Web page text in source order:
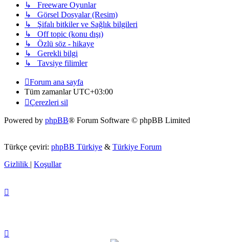
↳ Freeware Oyunlar
↳ Görsel Dosyalar (Resim)
↳ Şifalı bitkiler ve Sağlık bilgileri
↳ Off topic (konu dışı)
↳ Özlü söz - hikaye
↳ Gerekli bilgi
↳ Tavsiye filimler
Forum ana sayfa
Tüm zamanlarUTC+03:00
Çerezleri sil
Powered by phpBB® Forum Software © phpBB Limited
Türkçe çeviri: phpBB Türkiye & Türkiye Forum
Gizlilik | Koşullar